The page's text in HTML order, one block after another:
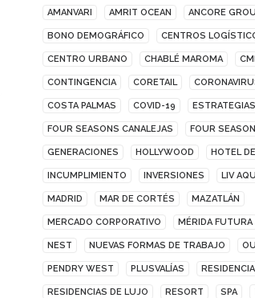
AMANVARI AMRIT OCEAN ANCORE
BONO DEMOGRÁFICO CENTROS
CENTRO URBANO CHABLÉ MAROMA
CONTINGENCIA CORETAIL
COSTA PALMAS COVID-19 ESTRATEGIAS
FOUR SEASONS CANALEJAS FOUR
GENERACIONES HOLLYWOOD HOTEL
INCUMPLIMIENTO INVERSIONES LIV
MADRID MAR DE CORTÉS MAZATLÁN
MERCADO CORPORATIVO MÉRIDA FUTURA
NEST NUEVAS FORMAS DE TRABAJO
PENDRY WEST PLUSVALÍAS
RESIDENCIAS DE LUJO RESORT SPA